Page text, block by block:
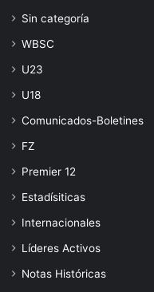
Sin categoría
WBSC
U23
U18
Comunicados-Boletines
FZ
Premier 12
Estadísiticas
Internacionales
Líderes Activos
Notas Históricas